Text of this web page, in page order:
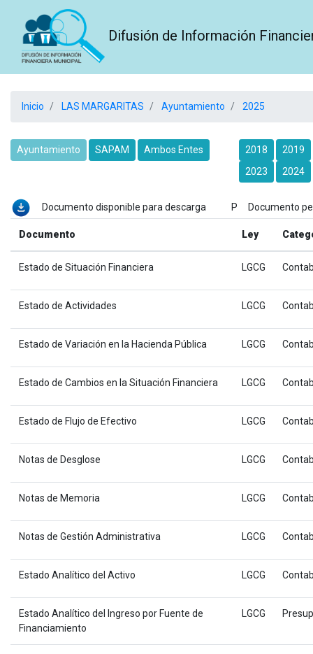
Difusión de Información
Inicio LAS MARGARITAS Ayuntamiento 2025
Ayuntamiento SAPAM Ambos Entes 2018
2019
2023
2024
Documento disponible para descarga P Documento
Documento Ley
Estado de Situación Financiera LGCG
Estado de Actividades LGCG
Estado de Variación en la Hacienda Pública LGCG
Estado de Cambios en la Situación Financiera LGCG
Estado de Flujo de Efectivo LGCG
Notas de Desglose LGCG
Notas de Memoria LGCG
Notas de Gestión Administrativa LGCG
Estado Analítico del Activo LGCG
Estado Analítico del Ingreso por Fuente de
Financiamiento
LGCG